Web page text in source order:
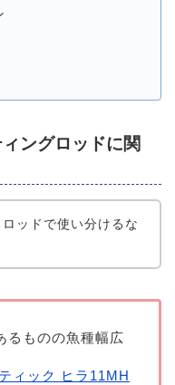
ングロッドに関
ッドで使い分けるな
るものの魚種幅広
ィック ヒラ11MH